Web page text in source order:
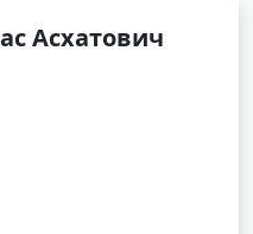
Асхатович